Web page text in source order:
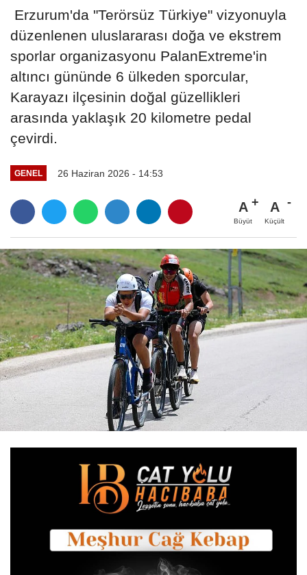
Erzurum'da "Terörsüz Türkiye" vizyonuyla
düzenlenen uluslararası doğa ve ekstrem
sporlar organizasyonu PalanExtreme'in
altıncı gününde 6 ülkeden sporcular,
Karayazı ilçesinin doğal güzellikleri
arasında yaklaşık 20 kilometre pedal
çevirdi.
GENEL 26 Haziran 2026 - 14:53
A
Büyüt
A
Küçült